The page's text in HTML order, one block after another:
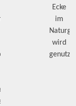
Ecke
im
wird
genutzt